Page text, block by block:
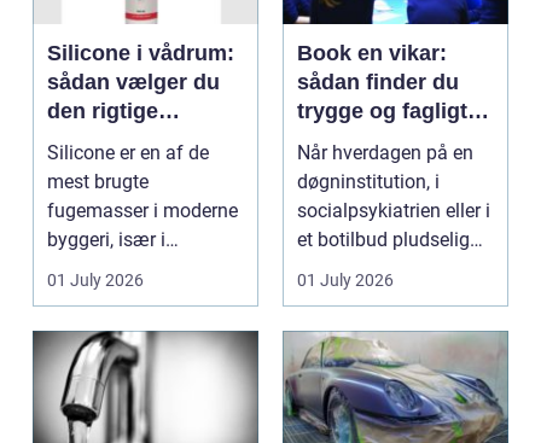
Silicone i vådrum:
sådan vælger du
den rigtige
fugemasse
Silicone er en af de
mest brugte
fugemasser i moderne
byggeri, især i
badeværelser,
køkkener og andr...
01 July 2026
Book en vikar:
sådan finder du
trygge og fagligt
stærke løsninger
Når hverdagen på en
døgninstitution, i
socialpsykiatrien eller i
et botilbud pludselig
ændrer sig, k...
01 July 2026